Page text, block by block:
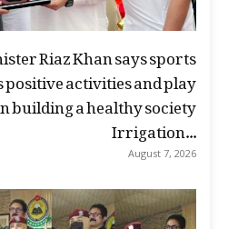
Riaz Khan says sports
activities and play
building a healthy society
Irrigation...
August 7, 2026